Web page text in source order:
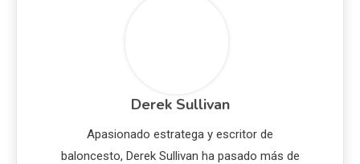
Derek Sullivan
Apasionado estratega y escritor de
baloncesto, Derek Sullivan ha pasado más de